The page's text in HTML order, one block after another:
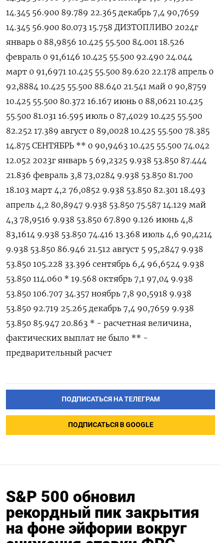
14.345 56.900 89.789 22.365 декабрь 7,4 90,7659
14.345 56.900 80.073 15.758 ДИЗТОПЛИВО 2024г
январь 0 88,9856 10.425 55.500 84.001 18.526
февраль 0 91,6146 10.425 55.500 92.490 24.044
март 0 91,6971 10.425 55.500 89.620 22.178 апрель 0
92,8884 10.425 55.500 88.640 21.541 май 0 90,8759
10.425 55.500 80.372 16.167 июнь 0 88,0621 10.425
55.500 81.031 16.595 июль 0 87,4029 10.425 55.500
82.252 17.389 август 0 89,0028 10.425 55.500 78.385
14.875 СЕНТЯБРЬ ** 0 90,9463 10.425 55.500 74.042
12.052 2023г январь 5 69,2325 9.938 53.850 87.444
21.836 февраль 3,8 73,0284 9.938 53.850 81.700
18.103 март 4,2 76,0852 9.938 53.850 82.301 18.493
апрель 4,2 80,8947 9.938 53.850 75.587 14.129 май
4,3 78,9516 9.938 53.850 67.890 9.126 июнь 4,8
83,1614 9.938 53.850 74.416 13.368 июль 4,6 90,4214
9.938 53.850 86.946 21.512 август 5 95,2847 9.938
53.850 105.228 33.396 сентябрь 6,4 96,6524 9.938
53.850 114.060 * 19.568 октябрь 7,1 97,04 9.938
53.850 106.707 34.357 ноябрь 7,8 90,5918 9.938
53.850 92.719 25.265 декабрь 7,4 90,7659 9.938
53.850 85.947 20.863 * - расчетная величина,
фактических выплат не было ** -
предварительный расчет
ПОДПИСАТЬСЯ НА ТЕЛЕГРАМ
ПОДПИСАТЬСЯ В GOOGLE
S&P 500 обновил
рекордный пик закрытия
на фоне эйфории вокруг